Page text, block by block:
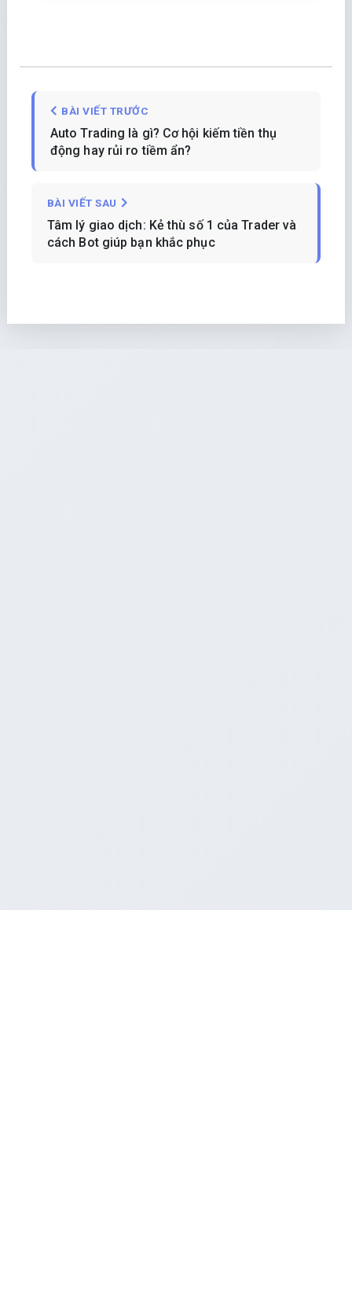
BÀI VIẾT TRƯỚC
Auto Trading là gì? Cơ hội kiếm tiền thụ
động hay rủi ro tiềm ẩn?
BÀI VIẾT SAU
Tâm lý giao dịch: Kẻ thù số 1 của Trader và
cách Bot giúp bạn khắc phục